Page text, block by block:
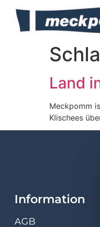
Land
Meckpomm
Klischees
Information
AGB